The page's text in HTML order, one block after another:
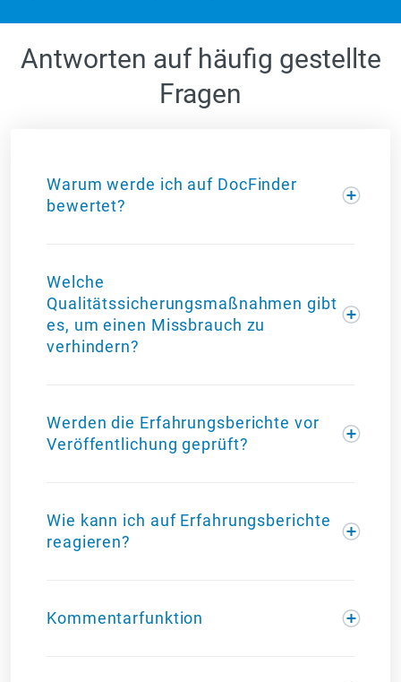
Antworten auf häufig gestellte
Fragen
Warum werde ich auf DocFinder
bewertet?
Welche
Qualitätssicherungsmaßnahmen gibt
es, um einen Missbrauch zu
verhindern?
Werden die Erfahrungsberichte vor
Veröffentlichung geprüft?
Wie kann ich auf Erfahrungsberichte
reagieren?
Kommentarfunktion